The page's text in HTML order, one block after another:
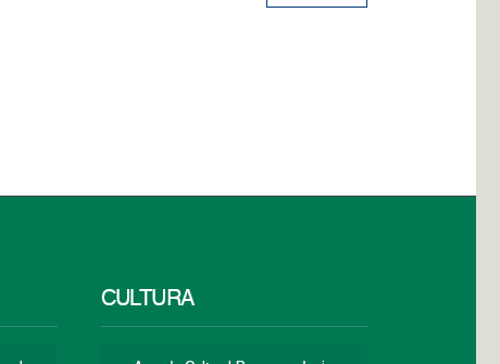
CULTURA